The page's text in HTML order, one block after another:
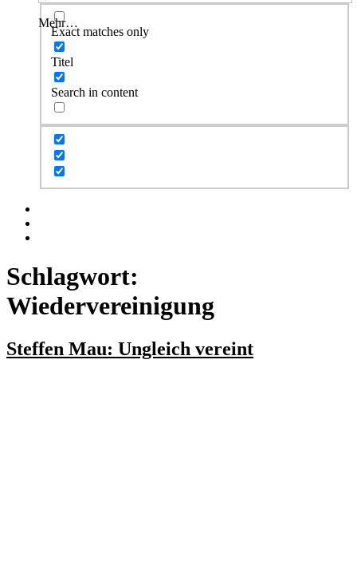
Mehr…
Exact matches only
Titel
Search in content
Schlagwort:
Wiedervereinigung
Steffen Mau: Ungleich vereint